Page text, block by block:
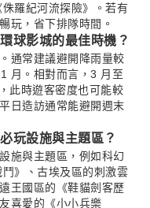
侏羅紀河流探險》。若有
玩，省下排隊時間。
球影城的最佳時機？
通常建議避開降雨量較
月。相對而言，3 月至
此時遊客密度也可能較
日造訪通常能避開週末
玩設施與主題區？
施與主題區，例如科幻
》、古埃及區的刺激雲
王國區的《鞋貓劍客歷
喜愛的《小小兵樂